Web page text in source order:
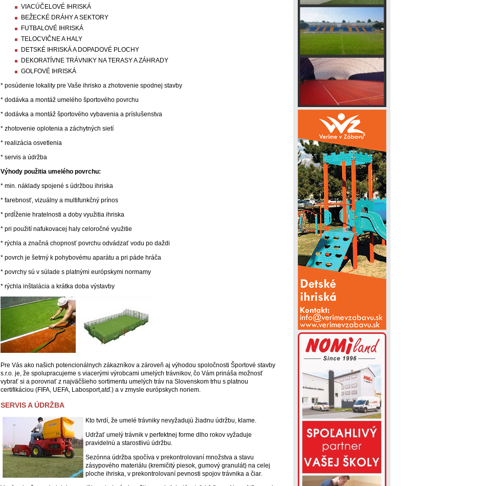
VIACÚČELOVÉ IHRISKÁ
BEŽECKÉ DRÁHY A SEKTORY
FUTBALOVÉ IHRISKÁ
TELOCVIČNE A HALY
DETSKÉ IHRISKÁ A DOPADOVÉ PLOCHY
DEKORATÍVNE TRÁVNIKY NA TERASY A ZÁHRADY
GOLFOVÉ IHRISKÁ
* posúdenie lokality pre Vaše ihrisko a zhotovenie spodnej stavby
* dodávka a montáž umelého športového povrchu
* dodávka a montáž športového vybavenia a príslušenstva
* zhotovenie oplotenia a záchytných sietí
* realizácia osvetlenia
* servis a údržba
Výhody použitia umelého povrchu:
* min. náklady spojené s údržbou ihriska
* farebnosť, vizuálny a multifunkčný prínos
* prdĺženie hratelnosti a doby využitia ihriska
* pri použití nafukovacej haly celoročné využitie
* rýchla a značná chopnosť povrchu odvádzať vodu po daždi
* povrch je šetrný k pohybovému aparátu a pri páde hráča
* povrchy sú v súlade s platnými európskymi normamy
* rýchla inštalácia a krátka doba výstavby
Pre Vás ako našich potencionálnych zákazníkov a zároveň aj výhodou spoločnosti Športové stavby
s.r.o. je, že spolupracujeme s viacerými výrobcami umelých trávnikov, čo Vám prináša možnosť
vybrať si a porovnať z najväčšieho sortimentu umelých tráv na Slovenskom trhu s platnou
certifikáciou (FIFA, UEFA, Labosport,atď.) a v zmysle európskych noriem.
SERVIS A ÚDRŽBA
Kto tvrdí, že umelé trávniky nevyžadujú žiadnu údržbu, klame.
Udržať umelý trávnik v perfektnej forme dlho rokov vyžaduje
pravidelnú a starostlivú údržbu.
Sezónna údržba spočíva v prekontrolovaní množstva a stavu
zásypového materiálu (kremičitý piesok, gumový granulát) na celej
ploche ihriska, v prekontrolovaní pevnosti spojov trávnika a čiar.